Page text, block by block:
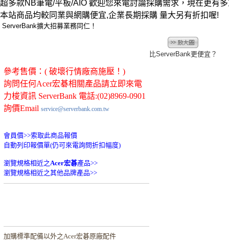
超多款NB筆電/平板/AIO 歡迎您來電討論採購需求，現在更有
本站商品均較同業與網購便宜,企業長期採購 量大另有折扣喔!
ServerBank擴大招募業務同仁！
比ServerBank更便宜？
參考售價：( 破壞行情廠商施壓！)
詢問任何Acer宏碁相關產品請立即來電
力梭資訊 ServerBank 電話:(02)8969-0901
詢價Email service@serverbank.com.tw
會員價>>索取此商品報價
自動列印報價單(仍可來電詢問折扣幅度)
瀏覽規格相近之Acer宏碁產品>>
瀏覽規格相近之其他品牌產品>>
加購標準配備以外之Acer宏碁原廠配件